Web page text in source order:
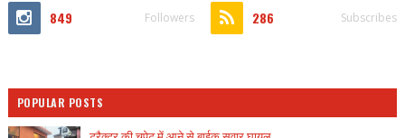
849 Followers 286 Subscribes
POPULAR POSTS